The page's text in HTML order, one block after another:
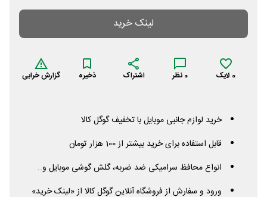
لینک خرید
0 لایک 0 نظر اشتراک ذخیره گزارش خرابی
خرید لوازم جانبی موبایل با تخفیف گوگل کالا
قابل استفاده برای خرید بیشتر از 100 هزار تومان
انواع محافظ سرامیکی ضد ضربه، گلش گوشی موبایل و..
ورود و سفارش از فروشگاه آنلاین گوگل کالا از «لینک خرید»